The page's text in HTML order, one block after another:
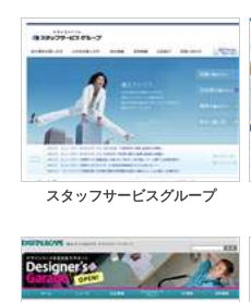
スタッフサービスグループ